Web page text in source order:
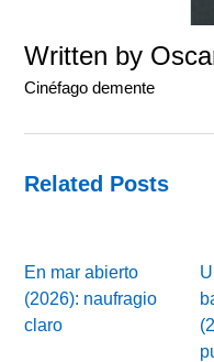
Written by
Cinéfago demente
Related Posts
En mar abierto
(2026): naufragio
claro